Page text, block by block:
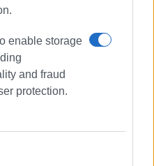
enable storage
and fraud
protection.